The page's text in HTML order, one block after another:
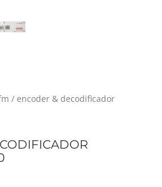
/ encoder & decodificador